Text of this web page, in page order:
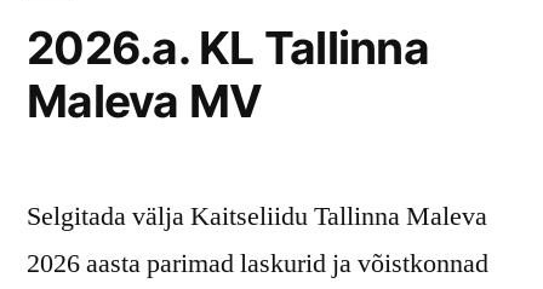
2026.a. KL Tallinna
Maleva MV
Selgitada välja Kaitseliidu Tallinna Maleva
2026 aasta parimad laskurid ja võistkonnad